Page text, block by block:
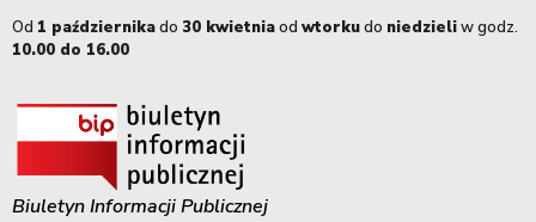
Od 1 październikado 30 kwietniaod wtorkudo niedzieliw godz.
10.00 do 16.00
Biuletyn Informacji Publicznej